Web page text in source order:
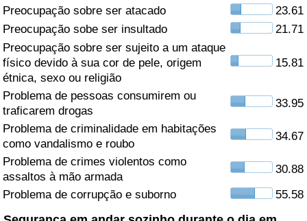
Preocupação sobre ser atacado
23.61
Preocupação sobe ser insultado
21.71
Preocupação sobre ser sujeito a um ataque
físico devido à sua cor de pele, origem
étnica, sexo ou religião
15.81
Problema de pessoas consumirem ou
traficarem drogas
33.95
Problema de criminalidade em habitações
como vandalismo e roubo
34.67
Problema de crimes violentos como
assaltos à mão armada
30.88
Problema de corrupção e suborno
55.58
Indicador de Saúde
Indicador de Saúde por País
Poluição
Indicador de Poluição (Atual)
Índice de poluição
Indicador de Poluição por País
Trânsito